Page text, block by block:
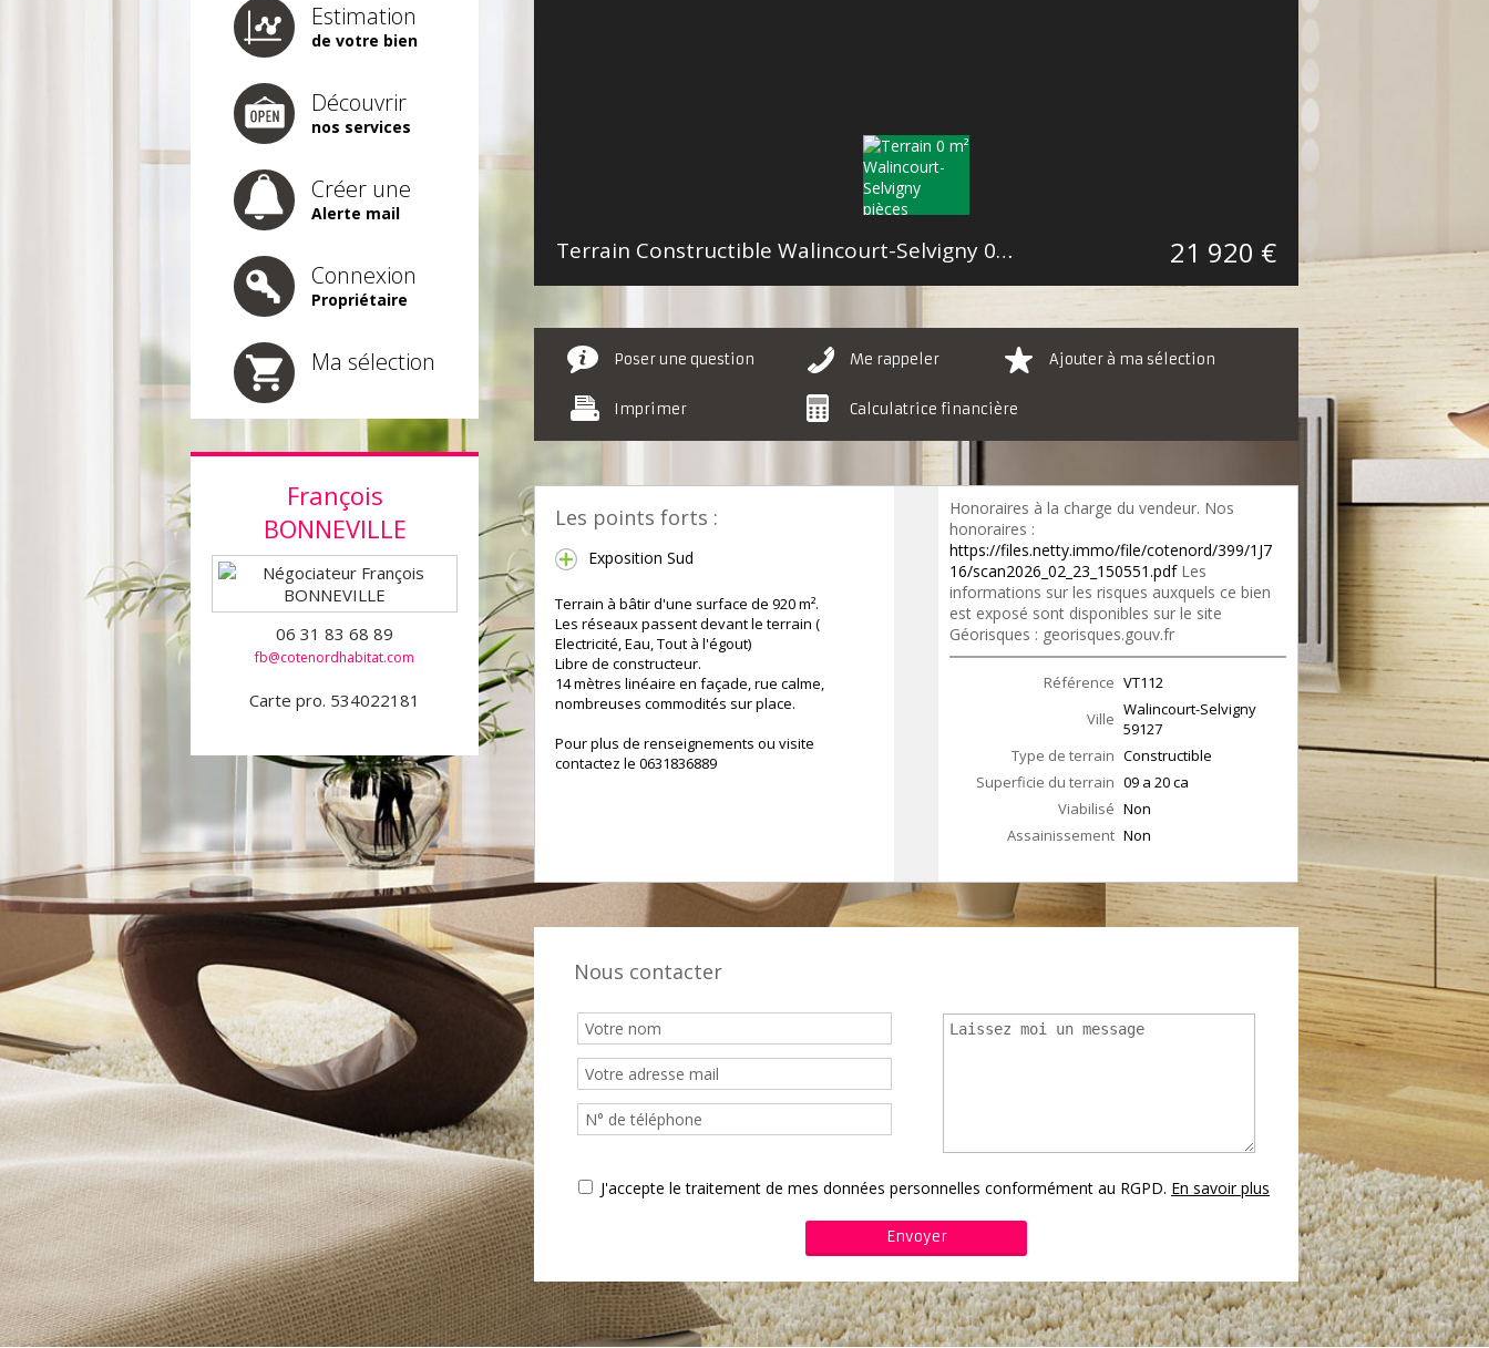
Estimation
de votre bien
Découvrir
nos services
Créer une
Alerte mail
Connexion
Propriétaire
Ma sélection
François
BONNEVILLE
06 31 83 68 89
fb@cotenordhabitat.com
Carte pro. 534022181
Terrain Constructible Walincourt-Selvigny 09 a 20 ca 21 920 €
Poser une question Me rappeler Ajouter à ma sélection
Imprimer Calculatrice financière
Les points forts :
Exposition Sud
Terrain à bâtir d'une surface de 920 m².
Les réseaux passent devant le terrain (
Electricité, Eau, Tout à l'égout)
Libre de constructeur.
14 mètres linéaire en façade, rue calme,
nombreuses commodités sur place.
Pour plus de renseignements ou visite
contactez le 0631836889
Honoraires à la charge du vendeur. Nos
honoraires :
https://files.netty.immo/file/cotenord/399/1J7
16/scan2026_02_23_150551.pdfLes
informations sur les risques auxquels ce bien
est exposé sont disponibles sur le site
Géorisques : georisques.gouv.fr
Référence VT112
Ville Walincourt-Selvigny
59127
Type de terrain Constructible
Superficie du terrain 09 a 20 ca
Viabilisé Non
Assainissement Non
Nous contacter
J'accepte le traitement de mes données personnelles conformément au RGPD. En savoir plus